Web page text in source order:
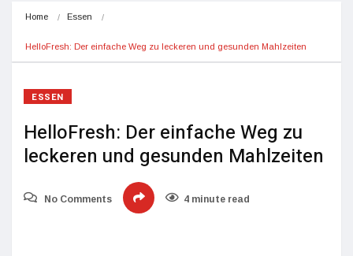
Home Essen
HelloFresh: Der einfache Weg zu leckeren und gesunden Mahlzeiten
ESSEN
HelloFresh: Der einfache Weg zu
leckeren und gesunden Mahlzeiten
No Comments 4 minute read